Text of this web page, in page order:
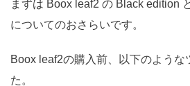
まずは Boox leaf2 の Black edition
についてのおさらいです。
Boox leaf2の購入前、以下のような
た。